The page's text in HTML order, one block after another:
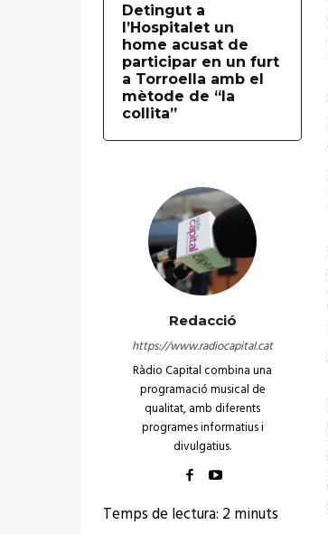
Detingut a
l’Hospitalet un
home acusat de
participar en un furt
a Torroella amb el
mètode de “la
collita”
Redacció
https://www.radiocapital.cat
Ràdio Capital combina una
programació musical de
qualitat, amb diferents
programes informatius i
divulgatius.
Temps de lectura: 2minuts